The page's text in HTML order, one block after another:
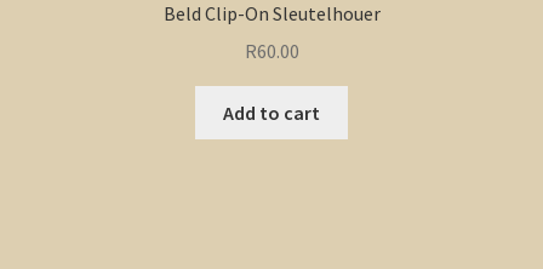
Beld Clip-On Sleutelhouer
R60.00
Add to cart